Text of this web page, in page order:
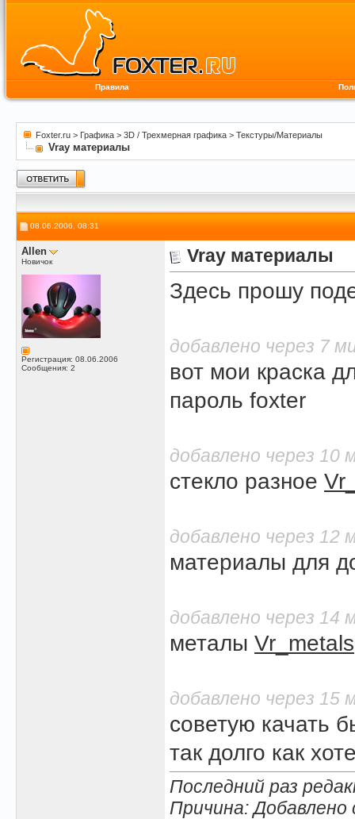
Правила
Foxter.ru > Графика > 3D / Трехмерная графика > Текстуры/Материалы
Vray материалы
08.06.2006, 08:31
Allen
Новичок
Регистрация: 08.06.2006
Сообщения: 2
Vray материалы
Здесь прошу
добавлено через 7
вот мои краска
пароль foxter
добавлено через 10
стекло разное
добавлено через 12
материалы для
добавлено через 14
металы Vr_metals
добавлено через 15
советую качать
так долго как
Последний раз
Причина: